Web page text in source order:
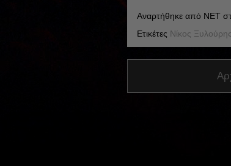
Αναρτήθηκε από NET
Ετικέτες Νίκος